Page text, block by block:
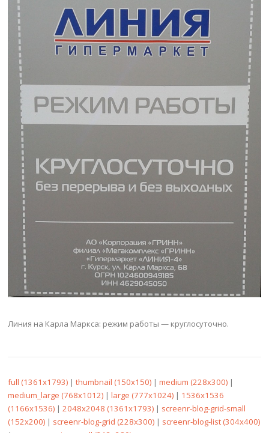
Линия на Карла Маркса: режим работы — круглосуточно.
full (1361x1793) |thumbnail (150x150) |medium (228x300) |
medium_large (768x1012) |large (777x1024) | 1536x1536
(1166x1536) |2048x2048 (1361x1793) | screenr-blog-grid-small
(152x200) | screenr-blog-grid (228x300) | screenr-blog-list (304x400)